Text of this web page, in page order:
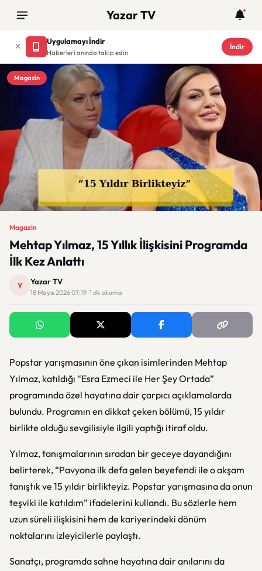
Yazar TV
Uygulamayı İndir
Haberleri anında takip edin
İndir
Magazin
Magazin
Mehtap Yılmaz, 15 Yıllık İlişkisini Programda
İlk Kez Anlattı
Y Yazar TV
18 Mayıs 2026 07:19 · 1 dk okuma
Popstar yarışmasının öne çıkan isimlerinden Mehtap
Yılmaz, katıldığı “Esra Ezmeci ile Her Şey Ortada”
programında özel hayatına dair çarpıcı açıklamalarda
bulundu. Programın en dikkat çeken bölümü, 15 yıldır
birlikte olduğu sevgilisiyle ilgili yaptığı itiraf oldu.
Yılmaz, tanışmalarının sıradan bir geceye dayandığını
belirterek, “Pavyona ilk defa gelen beyefendi ile o akşam
tanıştık ve 15 yıldır birlikteyiz. Popstar yarışmasına da onun
teşviki ile katıldım” ifadelerini kullandı. Bu sözlerle hem
uzun süreli ilişkisini hem de kariyerindeki dönüm
noktalarını izleyicilerle paylaştı.
Sanatçı, programda sahne hayatına dair anılarını da